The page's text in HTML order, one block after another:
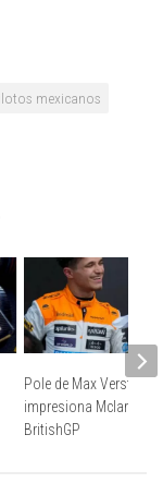
mexicanos
Pole de Max
impresiona Mclaren en
BritishGP